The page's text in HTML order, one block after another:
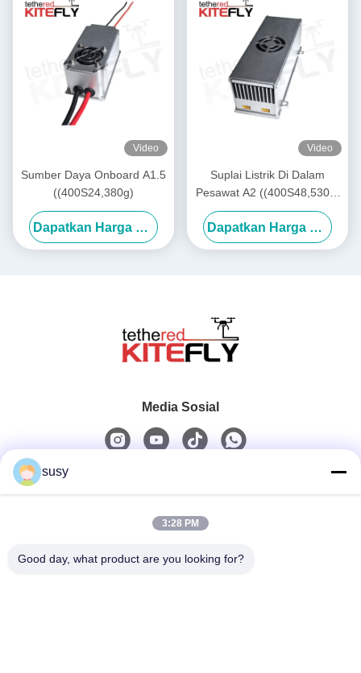
Video
Sumber Daya Onboard A1.5
((400S24,380g)
Dapatkan Harga Terbaik
Video
Suplai Listrik Di Dalam
Pesawat A2 ((400S48,530g)
Kitefiy
Dapatkan Harga Terbaik
Media Sosial
0086-19952400441
susy
3:28 PM
Good day, what product are you looking for?